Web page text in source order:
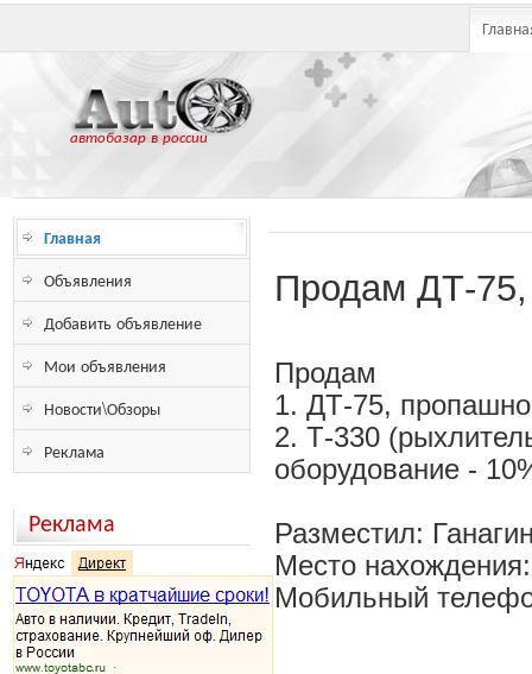
автобазар в россии
Главная
Объявления
Добавить объявление
Мои объявления
Новости\Обзоры
Реклама
Реклама
Продам ДТ-
Продам
1. ДТ-75,
2. Т-330
оборудование -
Разместил:
Место
Мобильный